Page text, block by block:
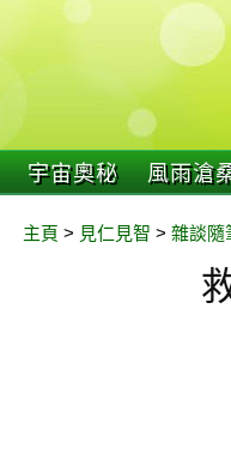
宇宙奧秘 風雨滄
主頁 > 見仁見智 > 雜談隨